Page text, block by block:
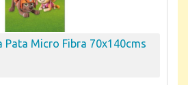
Pata Micro Fibra 70x140cms